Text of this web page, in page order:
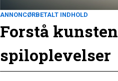
ANNONCØRBETALT INDHOLD
Forstå
spiloplevelser